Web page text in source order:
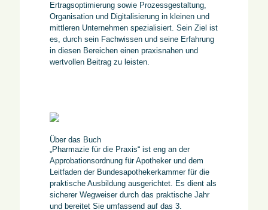
Ertragsoptimierung sowie Prozessgestaltung,
Organisation und Digitalisierung in kleinen und
mittleren Unternehmen spezialisiert. Sein Ziel ist
es, durch sein Fachwissen und seine Erfahrung
in diesen Bereichen einen praxisnahen und
wertvollen Beitrag zu leisten.
Über das Buch
„Pharmazie für die Praxis“ ist eng an der
Approbationsordnung für Apotheker und dem
Leitfaden der Bundesapothekerkammer für die
praktische Ausbildung ausgerichtet. Es dient als
sicherer Wegweiser durch das praktische Jahr
und bereitet Sie umfassend auf das 3.